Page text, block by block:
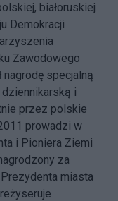
białoruskiej
Demokracji
Zawodowego
nagrodę specjalną
i
przez polskie
prowadzi w
i Pioniera Ziemi
za
miasta